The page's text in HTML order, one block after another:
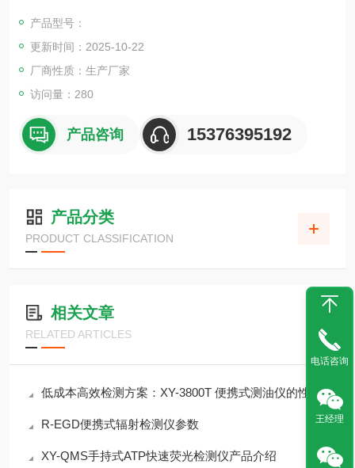
度低至1 ppb的苯等价物。这款气体检测仪具有热塑性弹性体外
模，而这种橡胶材料是半导电的，因此Tiger XT Select具有本质
安全性。
产品型号：
更新时间：2025-10-22
厂商性质：生产厂家
访问量：280
产品咨询 15376395192
产品分类
PRODUCT CLASSIFICATION
相关文章
RELATED ARTICLES
低成本高效检测方案：XY-3800T 便携式测油仪的性价比优势
R-EGD便携式辐射检测仪参数
XY-QMS手持式ATP快速荧光检测仪产品介绍
电话咨询
王经理